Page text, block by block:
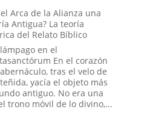
el Arca de la Alianza una
Antigua? La teoría
del Relato Bíblico
en el
En el corazón
tras el velo de
yacía el objeto más
antiguo. No era una
trono móvil de lo divino,...